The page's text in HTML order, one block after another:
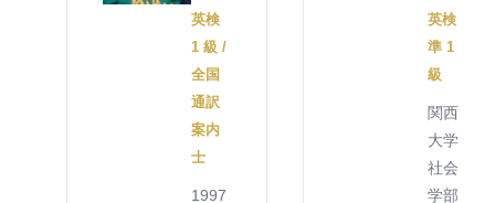
英検
1 級 /
全国
通訳
案内
士
1997
英検
準 1
級
関西
大学
社会
学部